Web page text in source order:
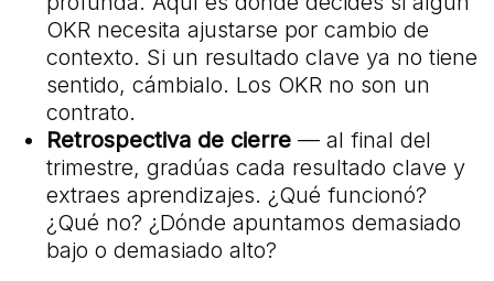
OKR necesita ajustarse por cambio de
contexto. Si un resultado clave ya no tiene
sentido, cámbialo. Los OKR no son un
contrato.
Retrospectiva de cierre — al final del
trimestre, gradúas cada resultado clave y
extraes aprendizajes. ¿Qué funcionó?
¿Qué no? ¿Dónde apuntamos demasiado
bajo o demasiado alto?